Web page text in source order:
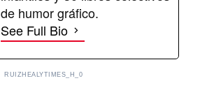
de humor gráfico.
See Full Bio
RUIZHEALYTIMES_H_0